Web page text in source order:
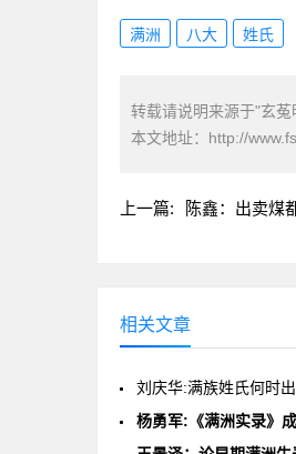
满洲 八大 姓氏
转载请说明来源于"玄
本文地址： http://
上一篇: 陈鑫：出卖煤
相关文章
刘庆华:满族姓氏何时
杨勇军:《满洲实录》